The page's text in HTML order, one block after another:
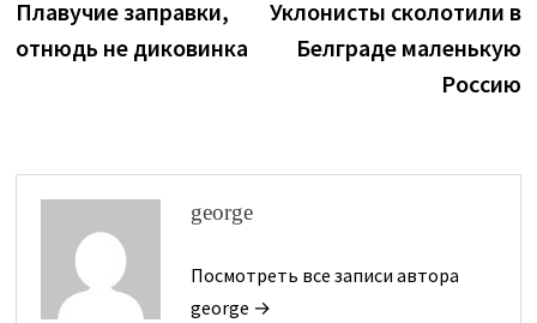
по
записям
запись:
Плавучие заправки,
отнюдь не диковинка
Уклонисты сколотили в
Белграде маленькую
Россию
george
Посмотреть все записи автора
george →